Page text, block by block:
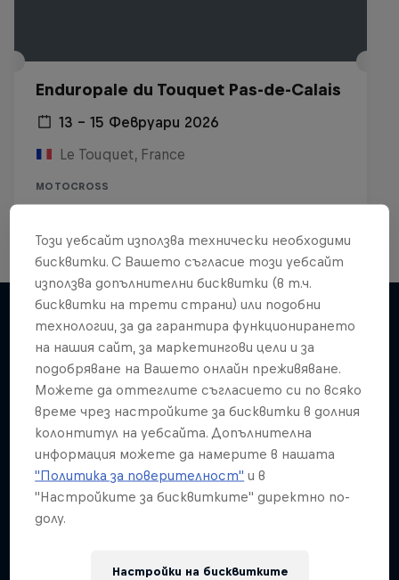
Enduropale du Touquet Pas-de-Calais
13 – 15 Февруари 2026
Le Touquet, France
MOTOCROSS
Подобни
Този уебсайт използва технически необходими
бисквитки. С Вашето съгласие този уебсайт
използва допълнителни бисквитки (в т.ч.
бисквитки на трети страни) или подобни
технологии, за да гарантира функционирането
на нашия сайт, за маркетингови цели и за
подобряване на Вашето онлайн преживяване.
Можете да оттеглите съгласието си по всяко
време чрез настройките за бисквитки в долния
колонтитул на уебсайта. Допълнителна
информация можете да намерите в нашата
"Политика за поверителност" и в
"Настройките за бисквитките" директно по-
долу.
Настройки на бисквитките